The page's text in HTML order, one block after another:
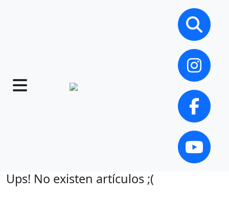
Ups! No existen artículos ;(